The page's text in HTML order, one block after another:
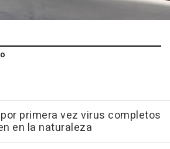
primera vez virus completos
en la naturaleza